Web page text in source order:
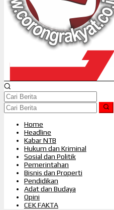
Home
Headline
Kabar NTB
Hukum dan Kriminal
Sosial dan Politik
Pemerintahan
Bisnis dan Properti
Pendidikan
Adat dan Budaya
Opini
CEK FAKTA